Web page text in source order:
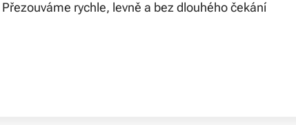
rychle, levně a bez dlouhého čekání